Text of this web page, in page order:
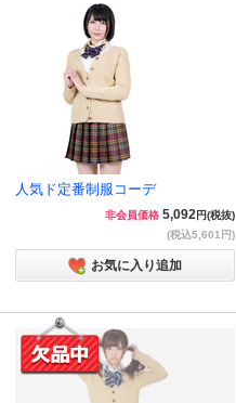
人気ド定番制服コーデ
非会員価格 5,092円(税抜)
(税込5,601円)
お気に入り追加